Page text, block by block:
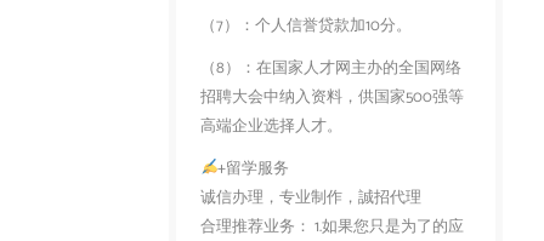
（7）：个人信誉贷款加10分。
（8）：在国家人才网主办的全国网络
招聘大会中纳入资料，供国家500强等
高端企业选择人才。
+留学服务
诚信办理，专业制作，誠招代理
合理推荐业务： 1.如果您只是为了的应